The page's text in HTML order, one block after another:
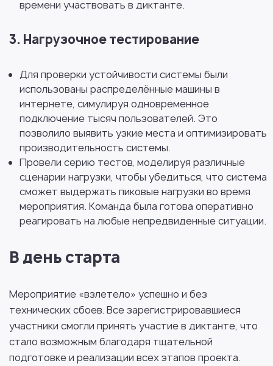
времени участвовать в диктанте.
3. Нагрузочное тестирование
Для проверки устойчивости системы были
использованы распределённые машины в
интернете, симулируя одновременное
подключение тысяч пользователей. Это
позволило выявить узкие места и оптимизировать
производительность системы.
Провели серию тестов, моделируя различные
сценарии нагрузки, чтобы убедиться, что система
сможет выдержать пиковые нагрузки во время
мероприятия. Команда была готова оперативно
реагировать на любые непредвиденные ситуации.
В день старта
Мероприятие «взлетело» успешно и без
технических сбоев. Все зарегистрировавшиеся
участники смогли принять участие в диктанте, что
стало возможным благодаря тщательной
подготовке и реализации всех этапов проекта.